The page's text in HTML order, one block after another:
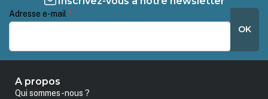
Adresse e-mail *
OK
A propos
Qui sommes-nous ?